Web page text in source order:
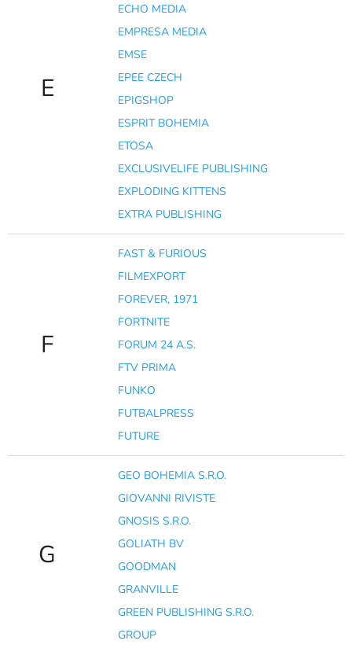
E
ECHO MEDIA
EMPRESA MEDIA
EMSE
EPEE CZECH
EPIGSHOP
ESPRIT BOHEMIA
ETOSA
EXCLUSIVELIFE PUBLISHING
EXPLODING KITTENS
EXTRA PUBLISHING
F
FAST & FURIOUS
FILMEXPORT
FOREVER, 1971
FORTNITE
FORUM 24 A.S.
FTV PRIMA
FUNKO
FUTBALPRESS
FUTURE
G
GEO BOHEMIA S.R.O.
GIOVANNI RIVISTE
GNOSIS S.R.O.
GOLIATH BV
GOODMAN
GRANVILLE
GREEN PUBLISHING S.R.O.
GROUP